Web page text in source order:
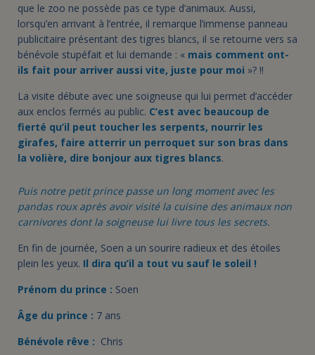
que le zoo ne possède pas ce type d’animaux. Aussi,
lorsqu’en arrivant à l’entrée, il remarque l’immense panneau
publicitaire présentant des tigres blancs, il se retourne vers sa
bénévole stupéfait et lui demande : « mais comment ont-
ils fait pour arriver aussi vite, juste pour moi »? !!
La visite débute avec une soigneuse qui lui permet d’accéder
aux enclos fermés au public. C’est avec beaucoup de
fierté qu’il peut toucher les serpents, nourrir les
girafes, faire atterrir un perroquet sur son bras dans
la volière, dire bonjour aux tigres blancs.
Puis notre petit prince passe un long moment avec les
pandas roux après avoir visité la cuisine des animaux non
carnivores dont la soigneuse lui livre tous les secrets.
En fin de journée, Soen a un sourire radieux et des étoiles
plein les yeux. Il dira qu’il a tout vu sauf le soleil !
Prénom du prince : Soen
Âge du prince : 7 ans
Bénévole rêve : Chris